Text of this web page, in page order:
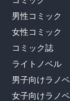
男性コミック
女性コミック
コミック誌
ライトノベル
男子向けラノベ
女子向けラノベ